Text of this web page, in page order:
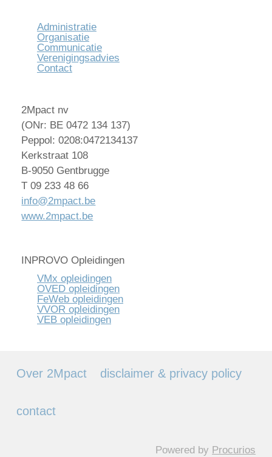
Administratie
Organisatie
Communicatie
Verenigingsadvies
Contact
2Mpact nv
(ONr: BE 0472 134 137)
Peppol: 0208:0472134137
Kerkstraat 108
B-9050 Gentbrugge
T 09 233 48 66
info@2mpact.be
www.2mpact.be
INPROVO Opleidingen
VMx opleidingen
OVED opleidingen
FeWeb opleidingen
VVOR opleidingen
VEB opleidingen
Over 2Mpact disclaimer & privacy policy
contact
Powered by Procurios